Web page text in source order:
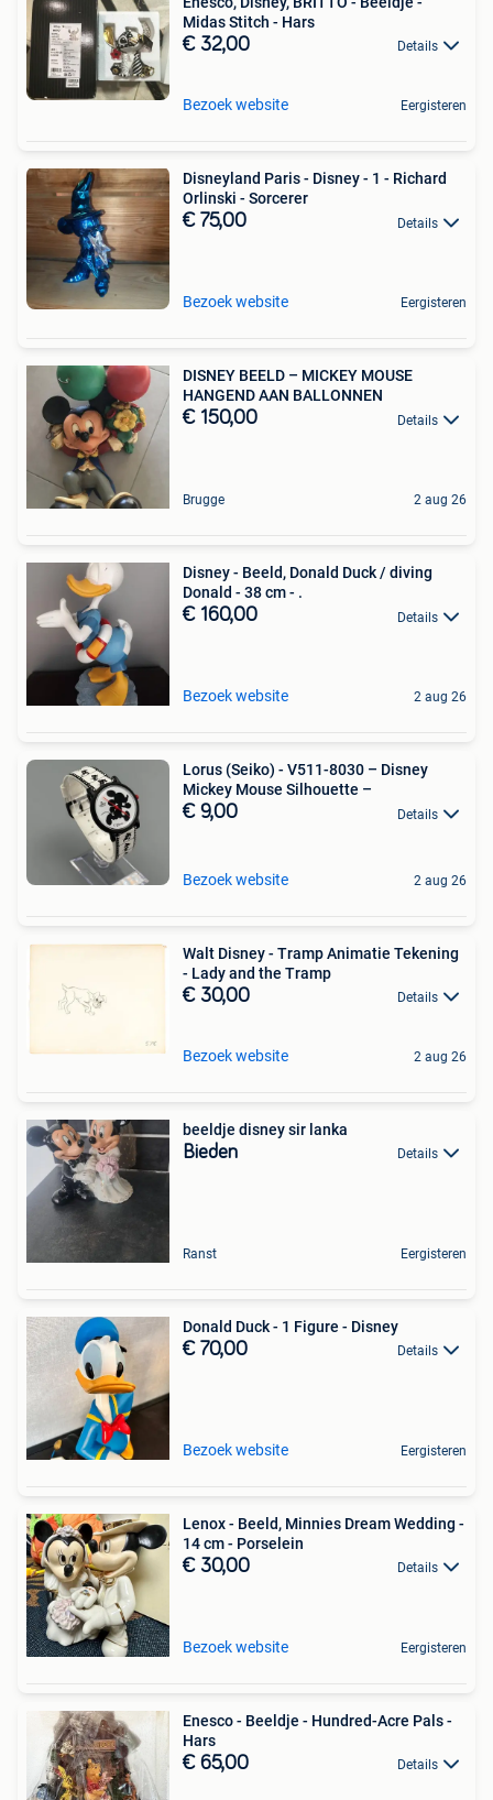
Midas Stitch - Hars
€ 32,00 Details
Bezoek website Eergisteren
Disneyland Paris - Disney - 1 - Richard
Orlinski - Sorcerer
€ 75,00 Details
Bezoek website Eergisteren
DISNEY BEELD – MICKEY MOUSE
HANGEND AAN BALLONNEN
€ 150,00 Details
Brugge 2 aug 26
Disney - Beeld, Donald Duck / diving
Donald - 38 cm - .
€ 160,00 Details
Bezoek website 2 aug 26
Lorus (Seiko) - V511-8030 – Disney
Mickey Mouse Silhouette –
€ 9,00 Details
Bezoek website 2 aug 26
Walt Disney - Tramp Animatie Tekening
- Lady and the Tramp
€ 30,00 Details
Bezoek website 2 aug 26
beeldje disney sir lanka
Bieden Details
Ranst Eergisteren
Donald Duck - 1 Figure - Disney
€ 70,00 Details
Bezoek website Eergisteren
Lenox - Beeld, Minnies Dream Wedding -
14 cm - Porselein
€ 30,00 Details
Bezoek website Eergisteren
Enesco - Beeldje - Hundred-Acre Pals -
Hars
€ 65,00 Details